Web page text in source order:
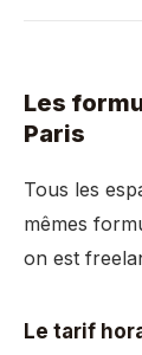
Les
Paris
Tous les
mêmes
on est
Le tarif